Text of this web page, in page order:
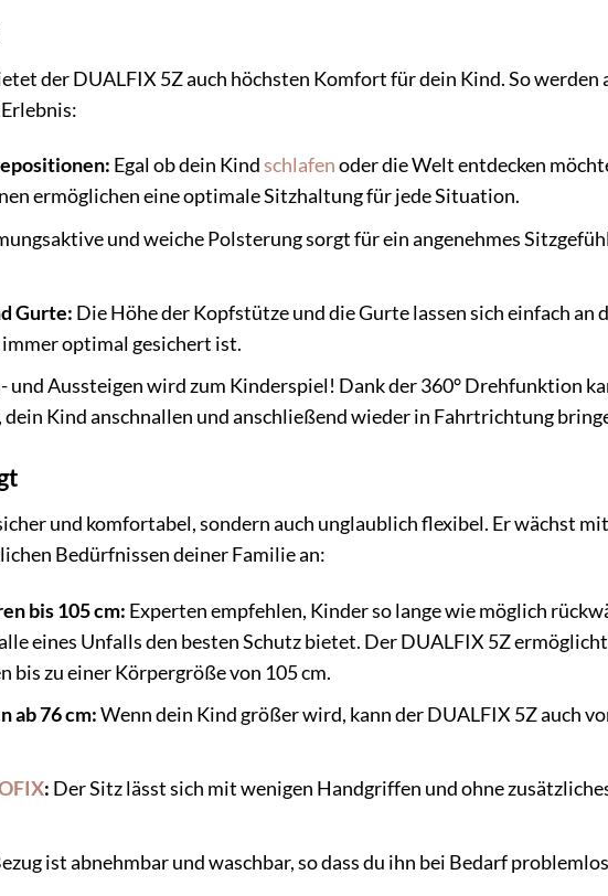
der DUALFIX 5Z auch höchsten Komfort für dein Kind. So werden
Egal ob dein Kindschlafenoder die Welt entdecken
ermöglichen eine optimale Sitzhaltung für jede Situation.
und weiche Polsterung sorgt für ein angenehmes
Gurte: Die Höhe der Kopfstütze und die Gurte lassen sich einfach an
immer optimal gesichert ist.
und Aussteigen wird zum Kinderspiel! Dank der 360° Drehfunktion
dein Kind anschnallen und anschließend wieder in Fahrtrichtung
und komfortabel, sondern auch unglaublich flexibel. Er wächst
Bedürfnissen deiner Familie an:
bis 105 cm: Experten empfehlen, Kinder so lange wie möglich
eines Unfalls den besten Schutz bietet. Der DUALFIX 5Z ermöglicht
bis zu einer Körpergröße von 105 cm.
ab 76 cm:Wenn dein Kind größer wird, kann der DUALFIX 5Z auch
: Der Sitz lässt sich mit wenigen Handgriffen und ohne
ist abnehmbar und waschbar, so dass du ihn bei Bedarf